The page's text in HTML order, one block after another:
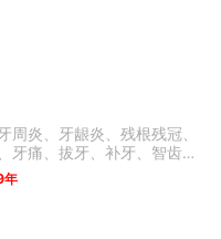
断与精准个性化治疗。擅于
人际关系问题。
周炎、牙龈炎、残根残冠、
牙痛、拔牙、补牙、智齿、
修复、牙齿缺失的冠(桥)修
复、全口义齿修复、直丝弓
齿美容、牙齿修复、烤瓷
临床经验丰富。
年